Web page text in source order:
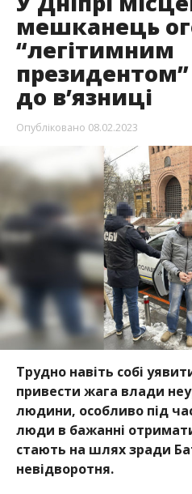
мешканець
“легітимним
до в’язниці
Опубліковано 08.02.2023
Трудно навіть собі
привести жага влади
людини, особливо під
люди в бажанні
стають на шлях зради
невідворотня.